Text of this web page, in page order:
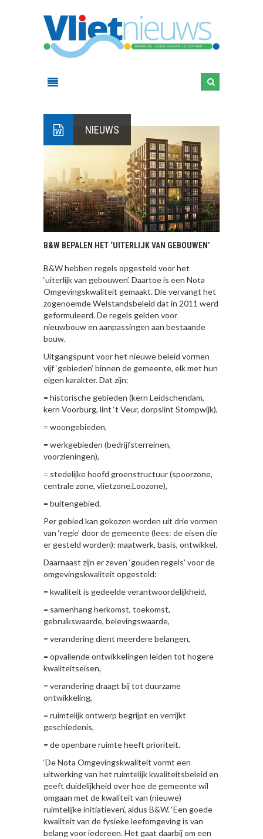
NIEUWS
B&W BEPALEN HET ‘UITERLIJK VAN GEBOUWEN’
B&W hebben regels opgesteld voor het
‘uiterlijk van gebouwen’. Daartoe is een Nota
Omgevingskwaliteit gemaakt. Die vervangt het
zogenoemde Welstandsbeleid dat in 2011 werd
geformuleerd. De regels gelden voor
nieuwbouw en aanpassingen aan bestaande
bouw.
Uitgangspunt voor het nieuwe beleid vormen
vijf ‘gebieden’ binnen de gemeente, elk met hun
eigen karakter. Dat zijn:
= historische gebieden (kern Leidschendam,
kern Voorburg, lint ‘t Veur, dorpslint Stompwijk),
= woongebieden,
= werkgebieden (bedrijfsterreinen,
voorzieningen),
= stedelijke hoofd groenstructuur (spoorzone,
centrale zone, vlietzone,Loozone),
= buitengebied.
Per gebied kan gekozen worden uit drie vormen
van ‘regie’ door de gemeente (lees: de eisen die
er gesteld worden): maatwerk, basis, ontwikkel.
Daarnaast zijn er zeven ‘gouden regels’ voor de
omgevingskwaliteit opgesteld:
= kwaliteit is gedeelde verantwoordelijkheid,
= samenhang herkomst, toekomst,
gebruikswaarde, belevingswaarde,
= verandering dient meerdere belangen,
= opvallende ontwikkelingen leiden tot hogere
kwaliteitseisen,
= verandering draagt bij tot duurzame
ontwikkeling,
= ruimtelijk ontwerp begrijpt en verrijkt
geschiedenis,
= de openbare ruimte heeft prioriteit.
‘De Nota Omgevingskwaliteit vormt een
uitwerking van het ruimtelijk kwaliteitsbeleid en
geeft duidelijkheid over hoe de gemeente wil
omgaan met de kwaliteit van (nieuwe)
ruimtelijke initiatieven’, aldus B&W. ‘Een goede
kwaliteit van de fysieke leefomgeving is van
belang voor iedereen. Het gaat daarbij om een